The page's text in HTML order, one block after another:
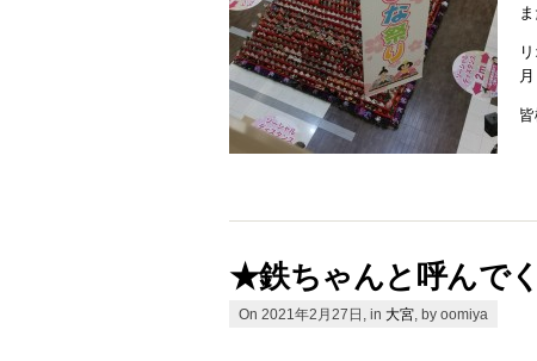
★鉄ちゃんと呼んで
On 2021年2月27日, in 大宮 , by oomiya